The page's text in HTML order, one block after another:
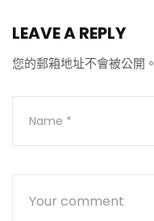
LEAVE A REPLY
您的郵箱地址不會被公開。